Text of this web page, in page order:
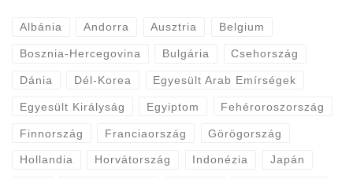
Albánia Andorra Ausztria Belgium
Bosznia-Hercegovina Bulgária Csehország
Dánia Dél-Korea Egyesült Arab Emírségek
Egyesült Királyság Egyiptom Fehéroroszország
Finnország Franciaország Görögország
Hollandia Horvátország Indonézia Japán